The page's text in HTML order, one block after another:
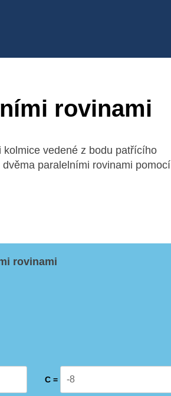
rovinami
vedené z bodu patřícího
paralelními rovinami pomocí
rovinami
C =